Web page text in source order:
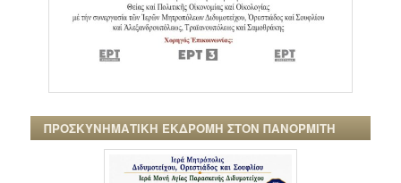
ΠΡΟΣΚΥΝΗΜΑΤΙΚΗ ΕΚΔΡΟΜΗ ΣΤΟΝ ΠΑΝΟΡΜΙΤΗ